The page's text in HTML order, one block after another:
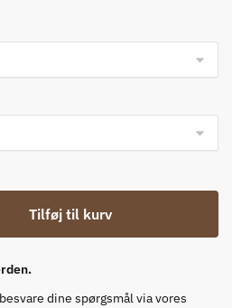
Tilføj til kurv
dine spørgsmål via vores